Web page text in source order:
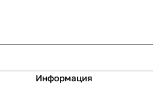
Информация